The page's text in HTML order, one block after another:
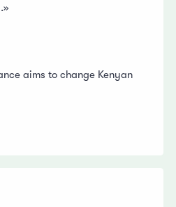
aims to change Kenyan